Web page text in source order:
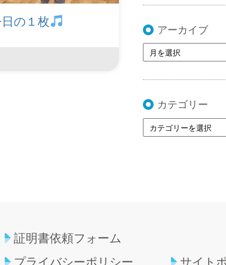
の１枚
アーカイブ
カテゴリー
証明書依頼フォーム
プライバシーポリシー
サイト